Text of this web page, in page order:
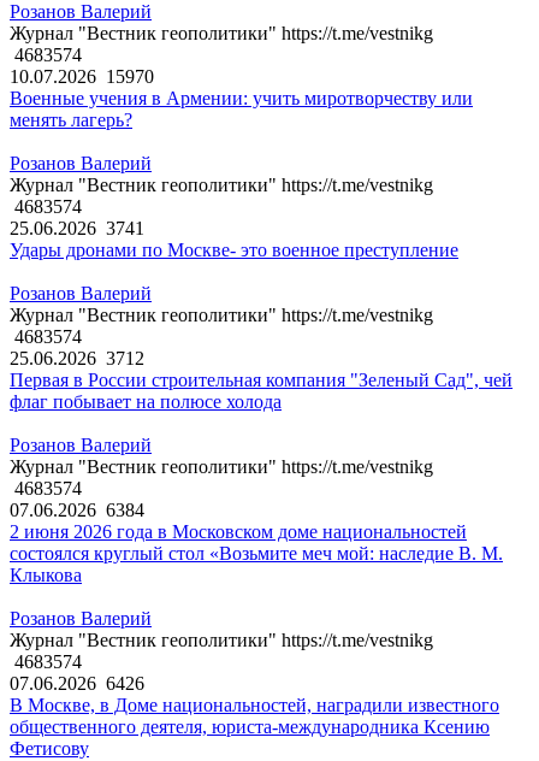
Розанов Валерий
Журнал "Вестник геополитики" https://t.me/vestnikg
4683574
10.07.2026 15970
Военные учения в Армении: учить миротворчеству или
менять лагерь?
Розанов Валерий
Журнал "Вестник геополитики" https://t.me/vestnikg
4683574
25.06.2026 3741
Удары дронами по Москве- это военное преступление
Розанов Валерий
Журнал "Вестник геополитики" https://t.me/vestnikg
4683574
25.06.2026 3712
Первая в России строительная компания "Зеленый Сад", чей
флаг побывает на полюсе холода
Розанов Валерий
Журнал "Вестник геополитики" https://t.me/vestnikg
4683574
07.06.2026 6384
2 июня 2026 года в Московском доме национальностей
состоялся круглый стол «Возьмите меч мой: наследие В. М.
Клыкова
Розанов Валерий
Журнал "Вестник геополитики" https://t.me/vestnikg
4683574
07.06.2026 6426
В Москве, в Доме национальностей, наградили известного
общественного деятеля, юриста-международника Ксению
Фетисову